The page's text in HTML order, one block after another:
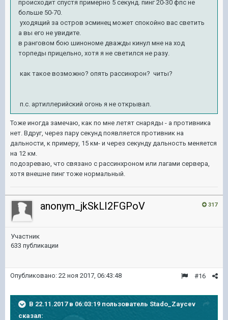
происходит спустя примерно 5 секунд. пинг 20-30 фпс не
больше 50-70.
уходящий за остров эсминец может спокойно вас светить
а вы его не увидите.
в ранговом бою шинономе дважды кинул мне на ход
торпеды прицельно, хотя я не светился не разу.
как такое возможно? опять рассинхрон? читы?
п.с. артиллерийский огонь я не открывал.
Тоже иногда замечаю, как по мне летят снаряды - а противника
нет. Вдруг, через пару секунд появляется противник на
дальности, к примеру, 15 км- и через секунду дальность меняется
на 12 км.
подозреваю, что связано с рассинхроном или лагами сервера,
хотя внешне пинг тоже нормальный.
317
anonym_jkSkLI2FGPoV
Участник
633 публикации
#16
Опубликовано: 22 ноя 2017, 06:43:48
В 22.11.2017 в 06:03:19 пользователь Stado_Zaycev
сказал: